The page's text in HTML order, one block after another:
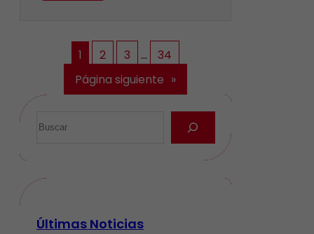
1 2 3 …
34
Página siguiente »
Últimas Noticias